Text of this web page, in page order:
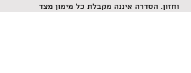
וחזון. הסדרה איננה מקבלת כל מימון מצד